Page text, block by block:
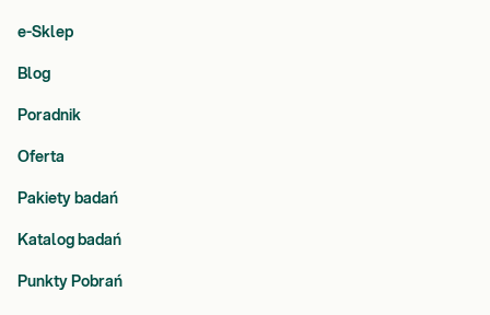
e-Sklep
Blog
Poradnik
Oferta
Pakiety badań
Katalog badań
Punkty Pobrań